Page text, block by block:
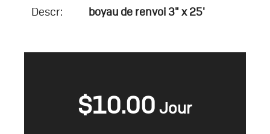
Descr: boyau de renvoi 3" x 25'
$10.00